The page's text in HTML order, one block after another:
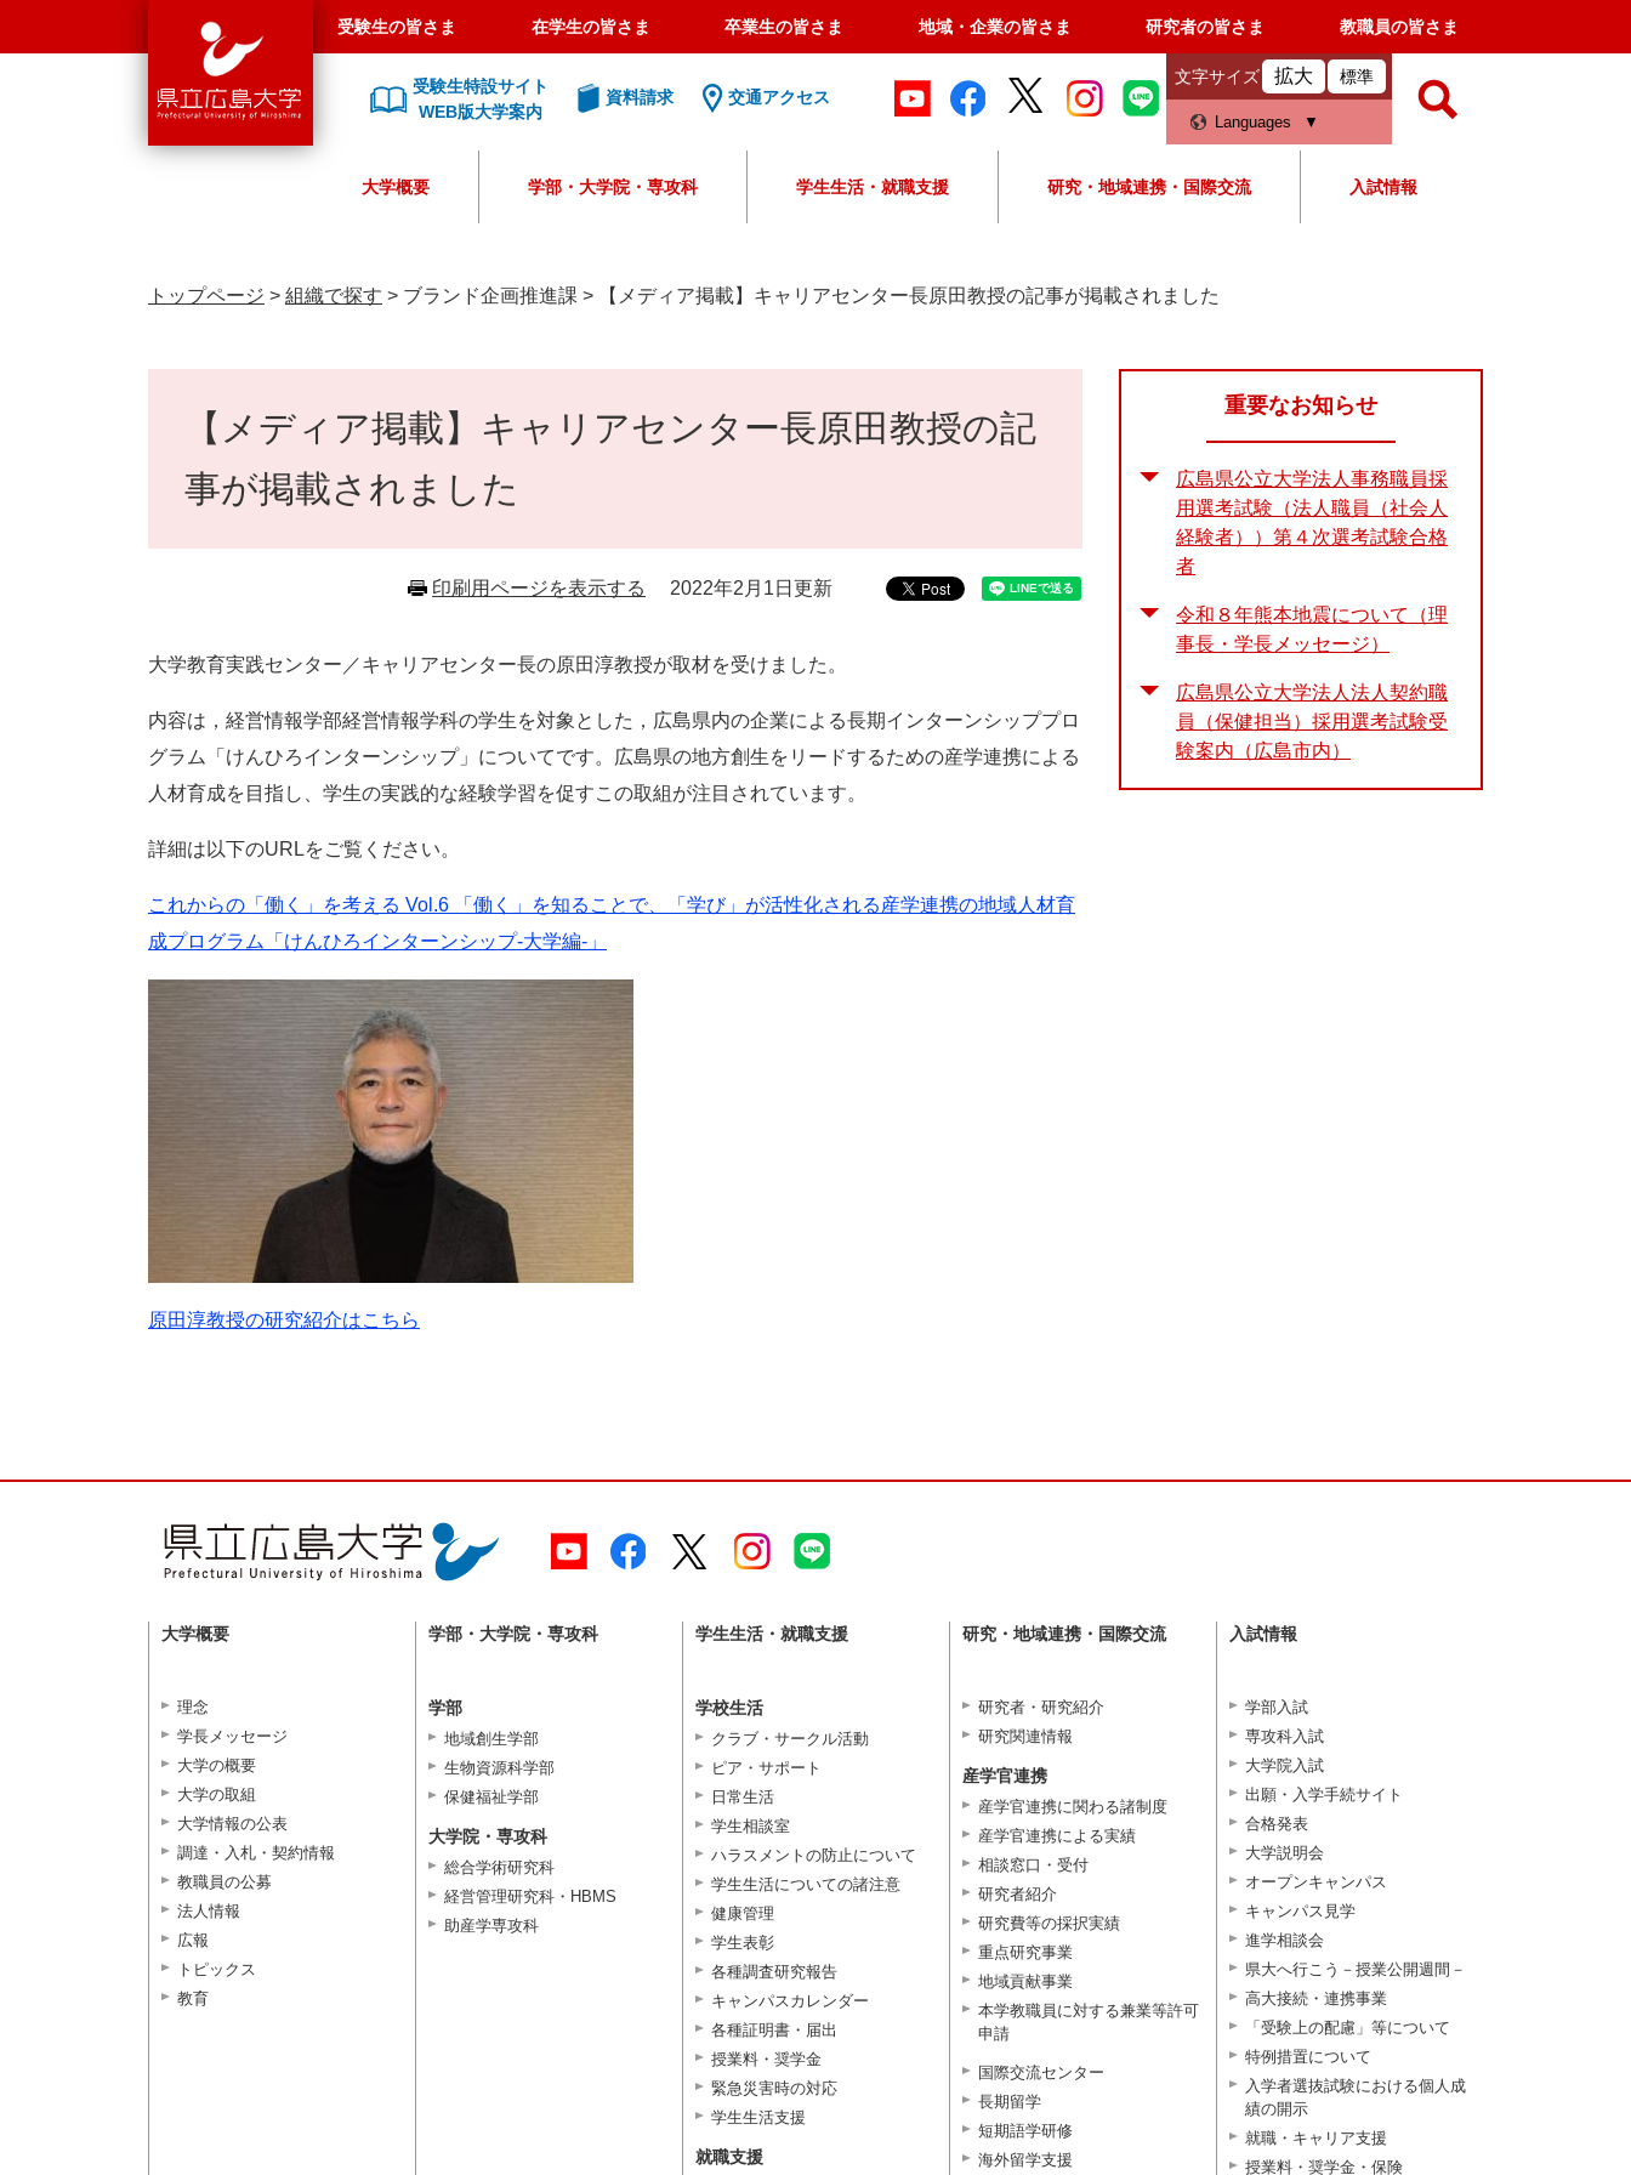
島
大
受験生の皆さま 在学生の皆さま 卒業生の皆さま 地域・企業の皆さま 研究者の皆さま 教職員の皆さま
受験生特設サイト
WEB版大学案内
資料請求 交通アクセス
文字サイズ 拡大 標準
Languages
o
e
ス
タ
大学概要 学部・大学院・専攻科 学生生活・就職支援 研究・地域連携・国際交流 入試情報
トップページ > 組織で探す > ブランド企画推進課 > 【メディア掲載】キャリアセンター長原田教授の記事が掲載されました
【メディア掲載】キャリアセンター長原田教授の記
事が掲載されました
印刷用ページを表示する 2022年2月1日更新
大学教育実践センター／キャリアセンター長の原田淳教授が取材を受けました。
内容は，経営情報学部経営情報学科の学生を対象とした，広島県内の企業による長期インターンシッププロ
グラム「けんひろインターンシップ」についてです。広島県の地方創生をリードするための産学連携による
人材育成を目指し、学生の実践的な経験学習を促すこの取組が注目されています。
詳細は以下のURLをご覧ください。
これからの「働く」を考える Vol.6 「働く」を知ることで、「学び」が活性化される産学連携の地域人材育
成プログラム「けんひろインターンシップ-大学編-」
原田淳教授の研究紹介はこちら
重要なお知らせ
広島県公立大学法人事務職員採
用選考試験（法人職員（社会人
経験者））第４次選考試験合格
者
令和８年熊本地震について（理
事長・学長メッセージ）
広島県公立大学法人法人契約職
員（保健担当）採用選考試験受
験案内（広島市内）
大学概要
理念
学長メッセージ
大学の概要
大学の取組
大学情報の公表
調達・入札・契約情報
教職員の公募
法人情報
広報
トピックス
教育
学部・大学院・専攻科
学部
地域創生学部
生物資源科学部
保健福祉学部
大学院・専攻科
総合学術研究科
経営管理研究科・HBMS
助産学専攻科
学生生活・就職支援
学校生活
クラブ・サークル活動
ピア・サポート
日常生活
学生相談室
ハラスメントの防止について
学生生活についての諸注意
健康管理
学生表彰
各種調査研究報告
キャンパスカレンダー
各種証明書・届出
授業料・奨学金
緊急災害時の対応
学生生活支援
就職支援
研究・地域連携・国際交流
研究者・研究紹介
研究関連情報
産学官連携
産学官連携に関わる諸制度
産学官連携による実績
相談窓口・受付
研究者紹介
研究費等の採択実績
重点研究事業
地域貢献事業
本学教職員に対する兼業等許可
申請
国際交流センター
長期留学
短期語学研修
海外留学支援
入試情報
学部入試
専攻科入試
大学院入試
出願・入学手続サイト
合格発表
大学説明会
オープンキャンパス
キャンパス見学
進学相談会
県大へ行こう－授業公開週間－
高大接続・連携事業
「受験上の配慮」等について
特例措置について
入学者選抜試験における個人成
績の開示
就職・キャリア支援
授業料・奨学金・保険